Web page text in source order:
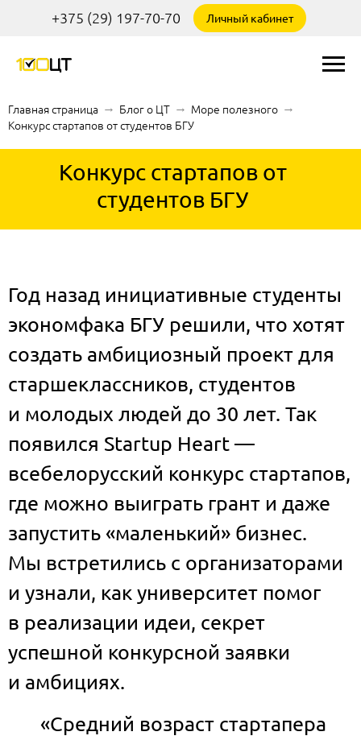
+375 (29) 197-70-70 Личный кабинет
Главная страница → Блог о ЦТ → Море полезного →
Конкурс стартапов от студентов БГУ
Конкурс стартапов от
студентов БГУ
Год назад инициативные студенты
экономфака БГУ решили, что хотят
создать амбициозный проект для
старшеклассников, студентов
и молодых людей до 30 лет. Так
появился Startup Heart —
всебелорусский конкурс стартапов,
где можно выиграть грант и даже
запустить «маленький» бизнес.
Мы встретились с организаторами
и узнали, как университет помог
в реализации идеи, секрет
успешной конкурсной заявки
и амбициях.
«Средний возраст стартапера